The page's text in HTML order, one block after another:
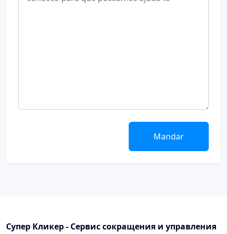
Mandar
Супер Кликер - Сервис сокращения и управления